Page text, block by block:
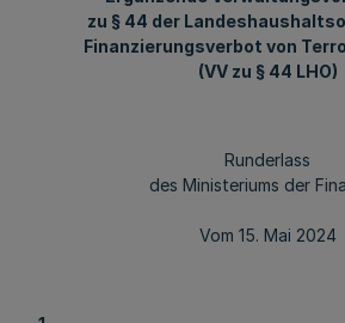
zu § 44 der
Finanzierungsverbot von
(VV zu § 44 LHO)
Runderlass
des Ministeriums der
Vom 15. Mai 2024